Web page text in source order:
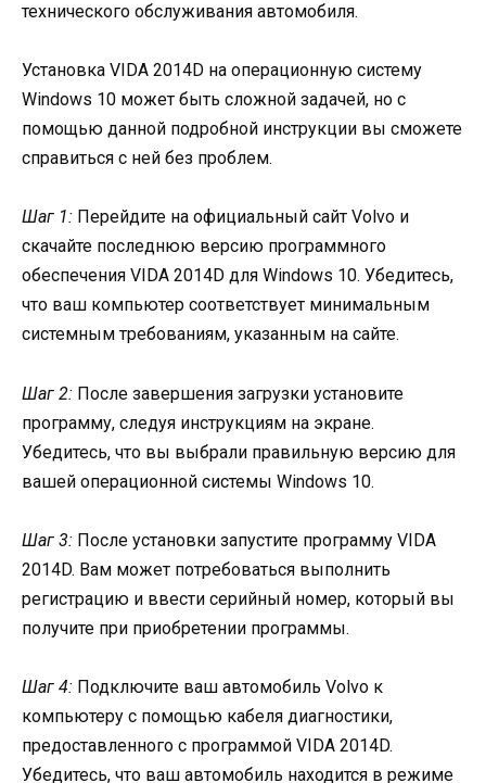
технического обслуживания автомобиля.
Установка VIDA 2014D на операционную систему
Windows 10 может быть сложной задачей, но с
помощью данной подробной инструкции вы сможете
справиться с ней без проблем.
Шаг 1: Перейдите на официальный сайт Volvo и
скачайте последнюю версию программного
обеспечения VIDA 2014D для Windows 10. Убедитесь,
что ваш компьютер соответствует минимальным
системным требованиям, указанным на сайте.
Шаг 2: После завершения загрузки установите
программу, следуя инструкциям на экране.
Убедитесь, что вы выбрали правильную версию для
вашей операционной системы Windows 10.
Шаг 3: После установки запустите программу VIDA
2014D. Вам может потребоваться выполнить
регистрацию и ввести серийный номер, который вы
получите при приобретении программы.
Шаг 4: Подключите ваш автомобиль Volvo к
компьютеру с помощью кабеля диагностики,
предоставленного с программой VIDA 2014D.
Убедитесь, что ваш автомобиль находится в режиме